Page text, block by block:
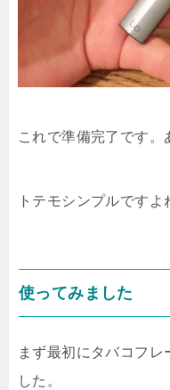
これで準備完了です。
トテモシンプルですよ
使ってみました
まず最初にタバコフレ
した。